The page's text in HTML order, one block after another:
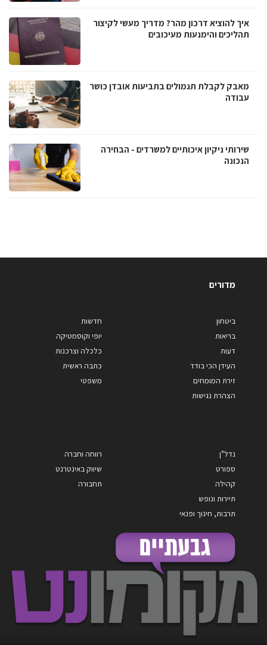
איך להוציא דרכון מהר? מדריך מעשי לקיצור
תהליכים והימנעות מעיכובים
מאבק לקבלת תגמולים בתביעות אובדן כושר
עבודה
שירותי ניקיון איכותיים למשרדים - הבחירה
הנכונה
מדורים
ביטחון
בריאות
דעות
העידן הכי בודד
זירת המומחים
הצהרת נגישות
חדשות
יופי וקוסמטיקה
כלכלה וצרכנות
כתבה ראשית
משפטי
נדל"ן
ספורט
קהילה
תיירות ונופש
תרבות, חינוך ופנאי
רווחה וחברה
שיווק באינטרנט
תחבורה